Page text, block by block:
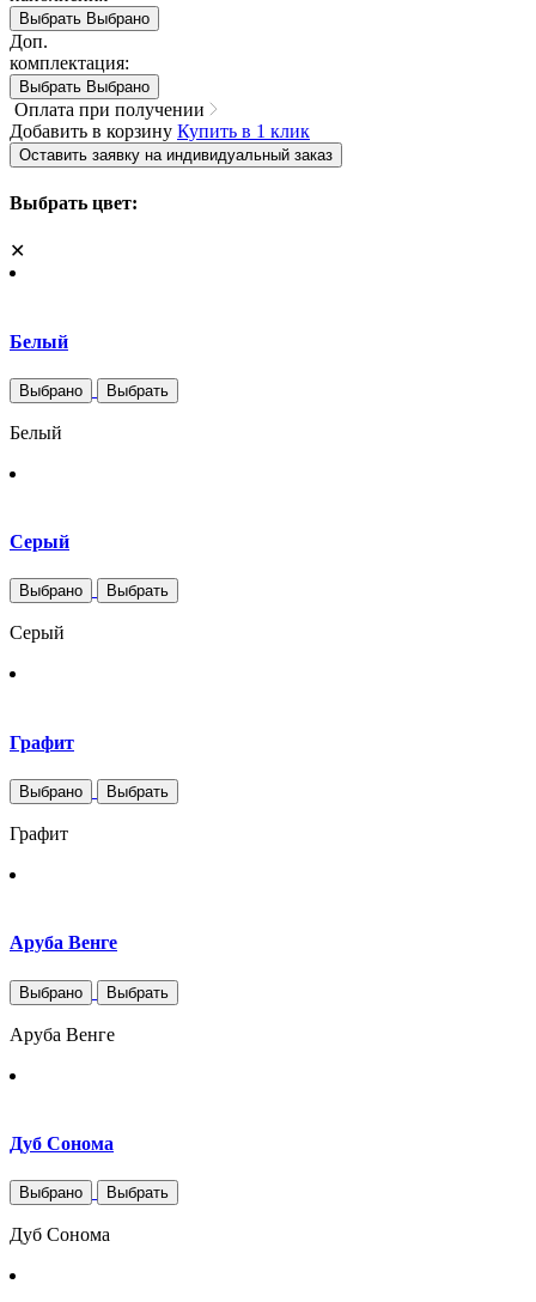
Выбрать Выбрано
Доп.
комплектация:
Выбрать Выбрано
Оплата при получении
Добавить в корзину Купить в 1 клик
Оставить заявку на индивидуальный заказ
Выбрать цвет:
✕
Белый
Выбрано Выбрать
Белый
Серый
Выбрано Выбрать
Серый
Графит
Выбрано Выбрать
Графит
Аруба Венге
Выбрано Выбрать
Аруба Венге
Дуб Сонома
Выбрано Выбрать
Дуб Сонома